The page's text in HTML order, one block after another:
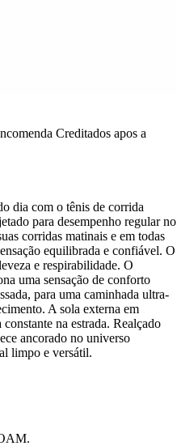
Creditados apos a
dia com o tênis de corrida
para desempenho regular no
corridas matinais e em todas
equilibrada e confiável. O
e respirabilidade. O
uma sensação de conforto
para uma caminhada ultra-
A sola externa em
na estrada. Realçado
ancorado no universo
limpo e versátil.